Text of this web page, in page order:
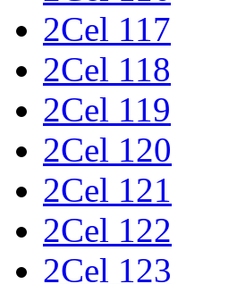
2Cel 117
2Cel 118
2Cel 119
2Cel 120
2Cel 121
2Cel 122
2Cel 123